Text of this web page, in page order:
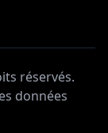
réservés.
données